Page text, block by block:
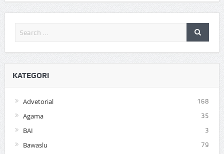
KATEGORI
Advetorial 168
Agama 35
BAI 3
Bawaslu 79